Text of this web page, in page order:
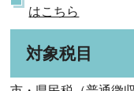
はこちら
対象税目